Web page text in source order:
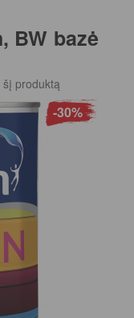
BW bazė
šį produktą
-30%